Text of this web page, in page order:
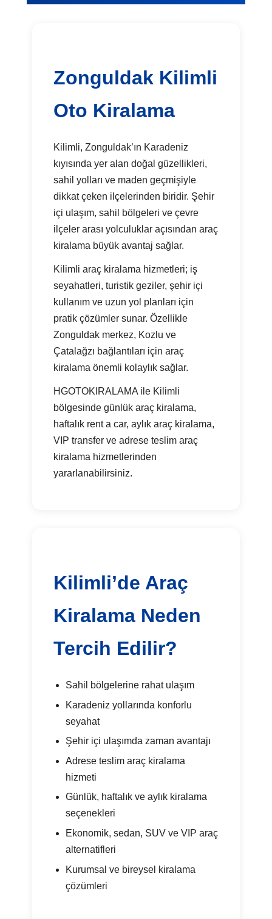
Zonguldak Kilimli
Oto Kiralama
Kilimli, Zonguldak’ın Karadeniz
kıyısında yer alan doğal güzellikleri,
sahil yolları ve maden geçmişiyle
dikkat çeken ilçelerinden biridir. Şehir
içi ulaşım, sahil bölgeleri ve çevre
ilçeler arası yolculuklar açısından araç
kiralama büyük avantaj sağlar.
Kilimli araç kiralama hizmetleri; iş
seyahatleri, turistik geziler, şehir içi
kullanım ve uzun yol planları için
pratik çözümler sunar. Özellikle
Zonguldak merkez, Kozlu ve
Çatalağzı bağlantıları için araç
kiralama önemli kolaylık sağlar.
HGOTOKIRALAMA ile Kilimli
bölgesinde günlük araç kiralama,
haftalık rent a car, aylık araç kiralama,
VIP transfer ve adrese teslim araç
kiralama hizmetlerinden
yararlanabilirsiniz.
Kilimli’de Araç
Kiralama Neden
Tercih Edilir?
Sahil bölgelerine rahat ulaşım
Karadeniz yollarında konforlu
seyahat
Şehir içi ulaşımda zaman avantajı
Adrese teslim araç kiralama
hizmeti
Günlük, haftalık ve aylık kiralama
seçenekleri
Ekonomik, sedan, SUV ve VIP araç
alternatifleri
Kurumsal ve bireysel kiralama
çözümleri